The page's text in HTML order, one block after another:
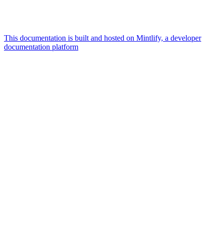
This documentation is built and hosted on Mintlify, a developer
documentation platform